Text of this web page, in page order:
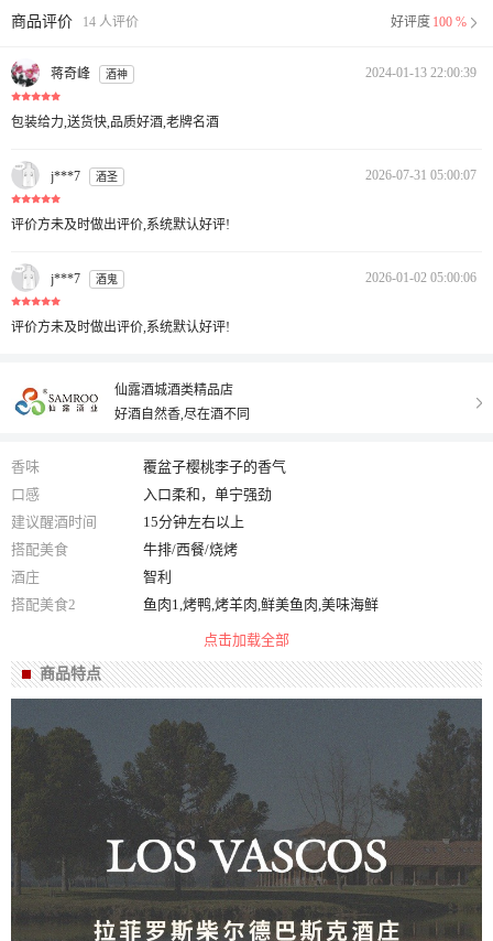
好评度 100 %
商品评价 14 人评价
2024-01-13 22:00:39
蒋奇峰 酒神
包装给力,送货快,品质好酒,老牌名酒
2026-07-31 05:00:07
j***7 酒圣
评价方未及时做出评价,系统默认好评!
2026-01-02 05:00:06
j***7 酒鬼
评价方未及时做出评价,系统默认好评!
仙露酒城酒类精品店
好酒自然香,尽在酒不同
香味
覆盆子樱桃李子的香气
口感
入口柔和，单宁强劲
建议醒酒时间
15分钟左右以上
搭配美食
牛排/西餐/烧烤
酒庄
智利
搭配美食2
鱼肉1,烤鸭,烤羊肉,鲜美鱼肉,美味海鲜
适用场合
婚庆用酒,聚会用酒,礼节拜访,商务用酒
色泽
红宝石色
组合装
净含量
187ml *6
酒精度
14%vol
产地
智利
点击加载全部
商品特点